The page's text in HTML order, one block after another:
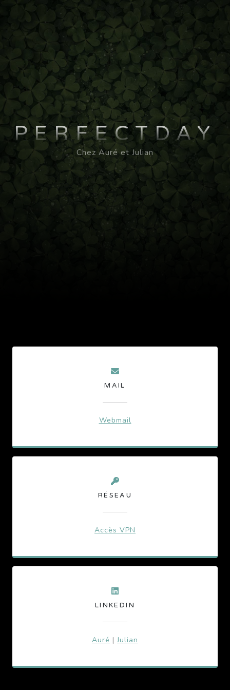
PERFECTDAY
Chez Auré et Julian
MAIL
Webmail
RÉSEAU
Accès VPN
LINKEDIN
Auré |Julian